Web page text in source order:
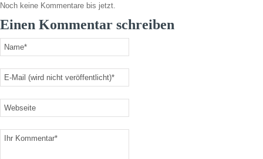
Noch keine Kommentare bis jetzt.
Einen Kommentar schreiben